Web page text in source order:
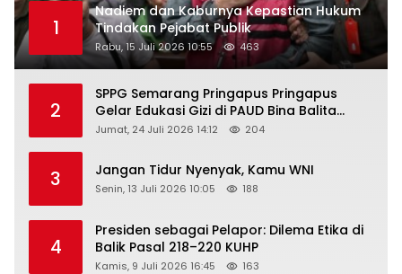
1
Nadiem dan Kaburnya Kepastian Hukum
Tindakan Pejabat Publik
Rabu, 15 Juli 2026 10:55 463
2
SPPG Semarang Pringapus Pringapus
Gelar Edukasi Gizi di PAUD Bina Balita
Peringati Hari Anak Nasional 2026
Jumat, 24 Juli 2026 14:12 204
3 Jangan Tidur Nyenyak, Kamu WNI
Senin, 13 Juli 2026 10:05 188
4
Presiden sebagai Pelapor: Dilema Etika di
Balik Pasal 218–220 KUHP
Kamis, 9 Juli 2026 16:45 163